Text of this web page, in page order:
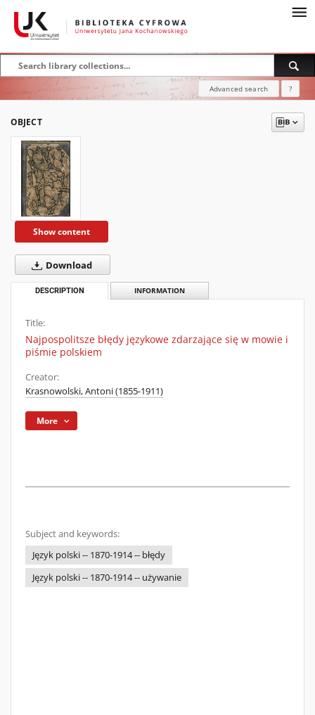
Advanced search ?
OBJECT
Show content
Download
DESCRIPTION INFORMATION
Title:
Najpospolitsze błędy językowe zdarzające się w mowie i
piśmie polskiem
Creator:
Krasnowolski, Antoni (1855-1911)
More
Subject and keywords:
Język polski -- 1870-1914 -- błędy
Język polski -- 1870-1914 -- używanie